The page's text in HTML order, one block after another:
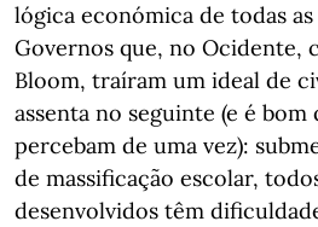
lógica económica de todas
Governos que, no Ocidente,
Bloom, traíram um ideal de
assenta no seguinte (e é
percebam de uma vez):
de massificação escolar,
desenvolvidos têm